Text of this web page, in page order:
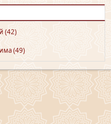
(42)
(49)